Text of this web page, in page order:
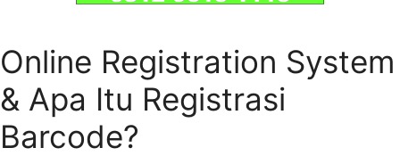
Online Registration System
& Apa Itu Registrasi
Barcode?